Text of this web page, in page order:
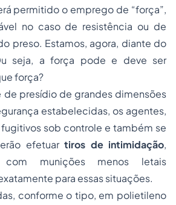
permitido o emprego de “força”,
no caso de resistência ou de
preso. Estamos, agora, diante do
seja, a força pode e deve ser
força?
de presídio de grandes dimensões
estabelecidas, os agentes,
sob controle e também se
efetuartiros de intimidação,
com munições menos letais
para essas situações.
conforme o tipo, em polietileno